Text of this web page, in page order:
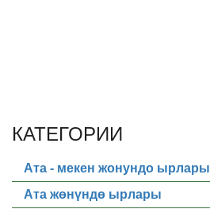
КАТЕГОРИИ
Ата - мекен жонундо ырлары
Ата жөнүндө ырлары